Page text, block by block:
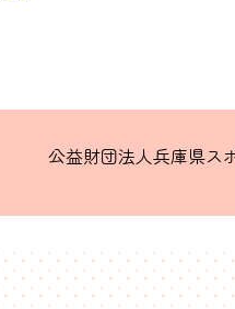
公益財団法人兵庫県